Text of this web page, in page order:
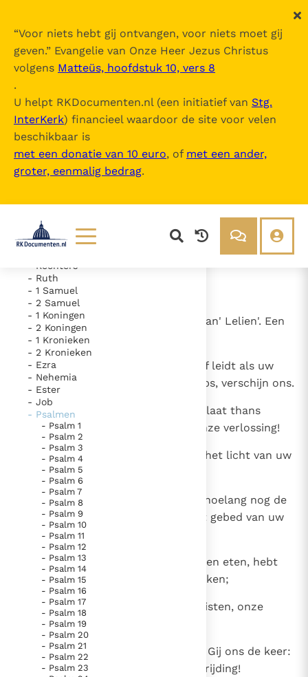
“Voor niets hebt gij ontvangen, voor niets moet gij
geven.” Evangelie van Onze Heer Jezus Christus
volgens Matteüs, hoofdstuk 10, vers 8
.
U helpt RKDocumenten.nl (een initiatief van Stg.
InterKerk) financieel waardoor de site voor velen
beschikbaar is
met een donatie van 10 euro, of met een ander,
groter, eenmalig bedrag.
Lezen
Documenten
Bijbel
Thema’s
Berichten
Denzinger
Over ons
Gebruiksvoorwaarden
Nieuwste Documenten
5. Het gebed van de Kerk
In Christus wordt onze honger vervuld
Leer de kostbare parel van Gods koninkrijk te
herkennen
Gods Koninkrijk groeit stilletjes door liefde, niet door
dwang
De mystiek. De mystieke verschijnselen en de
heiligheid
Berichten
Het Vaticaan publiceert een nieuwe Latijnse uitgave
van het Romeins martyrologium
Vaticaanse financiële waakhond verliest autonomie
Paus spreekt het Wereldvoedselprogramma toe
Paus Leo XIV in Pavia: "De stad is zowel een gave als
een taak"
Paus in Pavia: St. Augustinus toont ons de noodzaak om
"naar het innerlijk" toe te keren.
De Bijbel
Inhoudsopgave
uitklappen
- Oude Testament
- Exodus
- Numeri
- Deuteronomium
- Rechters
- Ruth
- 1 Samuel
- 2 Samuel
- 1 Koningen
- 2 Koningen
- 1 Kronieken
- 2 Kronieken
- Ezra
- Nehemia
- Ester
- Job
- Psalmen
- Psalm 1
- Psalm 2
- Psalm 3
- Psalm 4
- Psalm 5
- Psalm 6
- Psalm 7
- Psalm 8
- Psalm 9
- Psalm 10
- Psalm 11
- Psalm 12
- Psalm 13
- Psalm 14
- Psalm 15
- Psalm 16
- Psalm 17
- Psalm 18
- Psalm 19
- Psalm 20
- Psalm 21
- Psalm 22
- Psalm 23
- Psalm 80
Voor de koorleider. Op de wijze van' Lelien'. Een
getuigenis van Asaf. Een psalm.
Herder Israëls, hoor! Gij die Jozef leidt als uw
schapen, die troont op de cherubs, verschijn ons.
Voor Efraim, Benjamin, Manasse, laat thans
ontwaken uw kracht: kom tot onze verlossing!
Breng Gij, o God, ons de keer: in het licht van uw
aanschijn bevrijding!
Heer, God der hemelse scharen, hoelang nog de
wolk van uw gramschap over het gebed van uw
volk?
Brood der tranen hebt Gij het doen eten, hebt
het tranen overvloedig doen drinken;
nabuurvolken laat Gij om ons twisten, onze
vijanden lachen om ons.
God der hemelse scharen, breng Gij ons de keer:
in het licht van uw aanschijn bevrijding!